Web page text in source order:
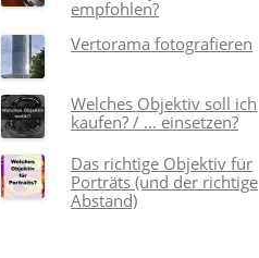
empfohlen?
Vertorama fotografieren
Welches Objektiv soll ich
kaufen? / ... einsetzen?
Das richtige Objektiv für
Porträts (und der richtige
Abstand)